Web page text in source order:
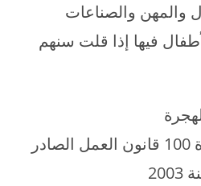
والمهن والصناعات
فيها إذا قلت سنهم
بعد الإطلاع على المادة 100 قانون العمل الصادر